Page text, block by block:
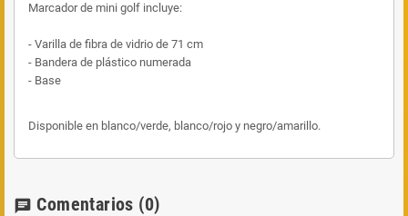
Marcador de mini golf incluye:
- Varilla de fibra de vidrio de 71 cm
- Bandera de plástico numerada
- Base
Disponible en blanco/verde, blanco/rojo y negro/amarillo.
chat Comentarios (0)